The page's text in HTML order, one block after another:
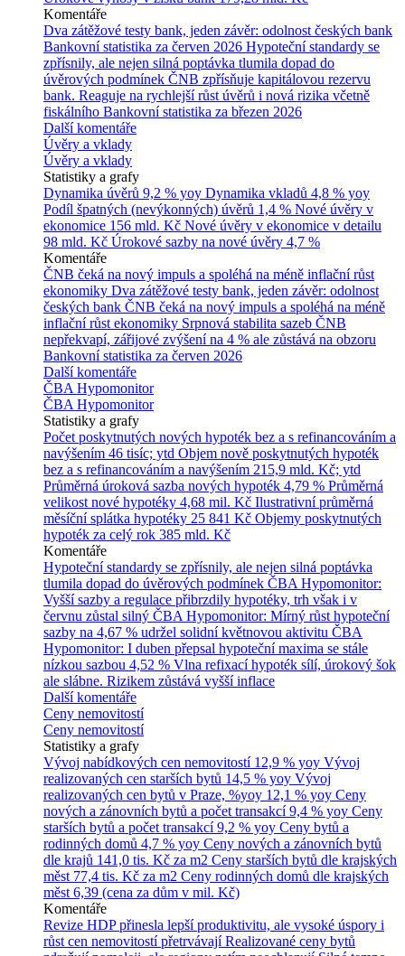
Komentáře
Dva zátěžové testy bank, jeden závěr: odolnost českých bank
Bankovní statistika za červen 2026 Hypoteční standardy se
zpřísnily, ale nejen silná poptávka tlumila dopad do
úvěrových podmínek ČNB zpřísňuje kapitálovou rezervu
bank. Reaguje na rychlejší růst úvěrů i nová rizika včetně
fiskálního Bankovní statistika za březen 2026
Další komentáře
Úvěry a vklady
Úvěry a vklady
Statistiky a grafy
Dynamika úvěrů 9,2 % yoy Dynamika vkladů 4,8 % yoy
Podíl špatných (nevýkonných) úvěrů 1,4 % Nové úvěry v
ekonomice 156 mld. Kč Nové úvěry v ekonomice v detailu
98 mld. Kč Úrokové sazby na nové úvěry 4,7 %
Komentáře
ČNB čeká na nový impuls a spoléhá na méně inflační růst
ekonomiky Dva zátěžové testy bank, jeden závěr: odolnost
českých bank ČNB čeká na nový impuls a spoléhá na méně
inflační růst ekonomiky Srpnová stabilita sazeb ČNB
nepřekvapí, zářijové zvýšení na 4 % ale zůstává na obzoru
Bankovní statistika za červen 2026
Další komentáře
ČBA Hypomonitor
ČBA Hypomonitor
Statistiky a grafy
Počet poskytnutých nových hypoték bez a s refinancováním a
navýšením 46 tisíc; ytd Objem nově poskytnutých hypoték
bez a s refinancováním a navýšením 215,9 mld. Kč; ytd
Průměrná úroková sazba nových hypoték 4,79 % Průměrná
velikost nové hypotéky 4,68 mil. Kč Ilustrativní průměrná
měsíční splátka hypotéky 25 841 Kč Objemy poskytnutých
hypoték za celý rok 385 mld. Kč
Komentáře
Hypoteční standardy se zpřísnily, ale nejen silná poptávka
tlumila dopad do úvěrových podmínek ČBA Hypomonitor:
Vyšší sazby a regulace přibrzdily hypotéky, trh však i v
červnu zůstal silný ČBA Hypomonitor: Mírný růst hypoteční
sazby na 4,67 % udržel solidní květnovou aktivitu ČBA
Hypomonitor: I duben přepsal hypoteční maxima se stále
nízkou sazbou 4,52 % Vlna refixací hypoték sílí, úrokový šok
ale slábne. Rizikem zůstává vyšší inflace
Další komentáře
Ceny nemovitostí
Ceny nemovitostí
Statistiky a grafy
Vývoj nabídkových cen nemovitostí 12,9 % yoy Vývoj
realizovaných cen starších bytů 14,5 % yoy Vývoj
realizovaných cen bytů v Praze, %yoy 12,1 % yoy Ceny
nových a zánovních bytů a počet transakcí 9,4 % yoy Ceny
starších bytů a počet transakcí 9,2 % yoy Ceny bytů a
rodinných domů 4,7 % yoy Ceny nových a zánovních bytů
dle krajů 141,0 tis. Kč za m2 Ceny starších bytů dle krajských
měst 77,4 tis. Kč za m2 Ceny rodinných domů dle krajských
měst 6,39 (cena za dům v mil. Kč)
Komentáře
Revize HDP přinesla lepší produktivitu, ale vysoké úspory i
růst cen nemovitostí přetrvávají Realizované ceny bytů